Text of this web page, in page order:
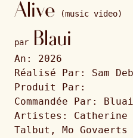
Alive (music video)
par Blaui
An: 2026
Réalisé Par: Sam
Produit Par:
Commandée Par: Bluai
Artistes:
Talbut, Mo